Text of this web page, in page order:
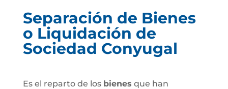
Separación de Bienes
o Liquidación de
Sociedad Conyugal
Es el reparto de los bienes que han